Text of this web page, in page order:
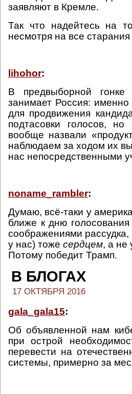
заявляют в Кремле.
Так что надейтесь на
несмотря на все
lihohor:
В предвыборной
занимает Россия:
для продвижения
подтасовки голосов,
вообще назвали
наблюдаем за ходом их
нас непосредственными
noname_rambler:
Думаю, всё-таки у
ближе к дню
соображениями
у нас) тоже сердцем, а не
Потому победит Трамп.
В БЛОГАХ
17 ОКТЯБРЯ 2016
gala_gala15:
Об объявленной нам
при острой
перевести на
системы, примерно за